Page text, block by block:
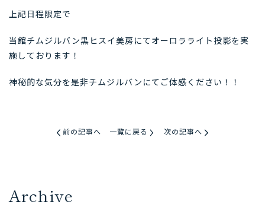
上記日程限定で
当館チムジルバン黒ヒスイ美房にてオーロラライト投影を実
施しております！
神秘的な気分を是非チムジルバンにてご体感ください！！
前の記事へ 一覧に戻る 次の記事へ
Archive